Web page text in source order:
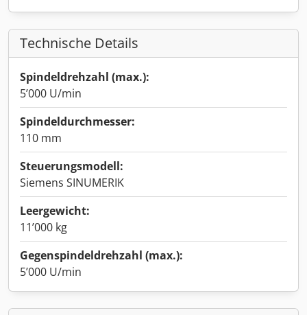
Technische Details
Spindeldrehzahl (max.):
5’000 U/min
Spindeldurchmesser:
110 mm
Steuerungsmodell:
Siemens SINUMERIK
Leergewicht:
11’000 kg
Gegenspindeldrehzahl (max.):
5’000 U/min